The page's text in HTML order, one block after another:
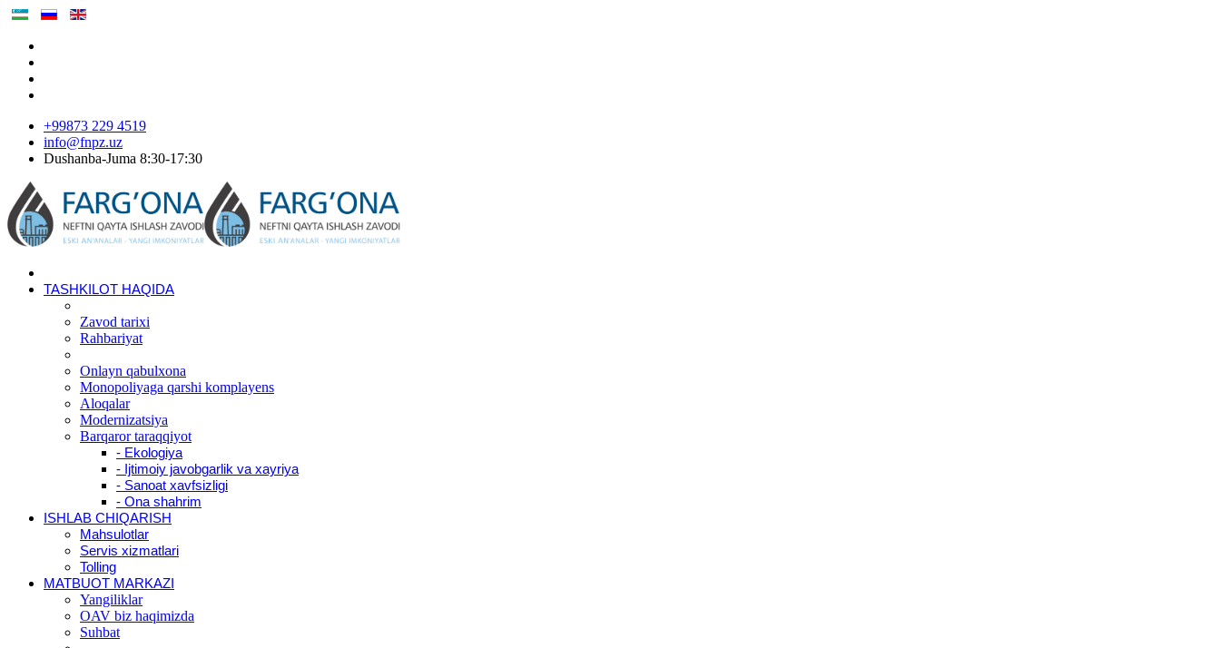
+99873 229 4519
info@fnpz.uz
Dushanba-Juma 8:30-17:30
TASHKILOT HAQIDA
Zavod tarixi
Rahbariyat
Onlayn qabulxona
Monopoliyaga qarshi komplayens
Aloqalar
Modernizatsiya
Barqaror taraqqiyot
- Ekologiya
- Ijtimoiy javobgarlik va xayriya
- Sanoat xavfsizligi
- Ona shahrim
ISHLAB CHIQARISH
Mahsulotlar
Servis xizmatlari
Tolling
MATBUOT MARKAZI
Yangiliklar
OAV biz haqimizda
Suhbat